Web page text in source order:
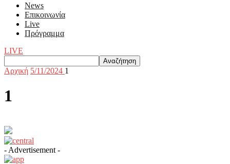
News
Επικοινωνία
Live
Πρόγραμμα
LIVE
Αρχική 5/11/2024 1
1
- Advertisement -